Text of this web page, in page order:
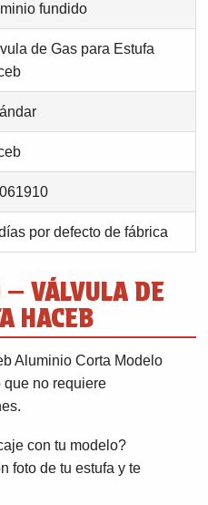
fundido
de Gas para Estufa
por defecto de fábrica
VÁLVULA DE
HACEB
Aluminio Corta Modelo
no requiere
con tu modelo?
foto de tu estufa y te